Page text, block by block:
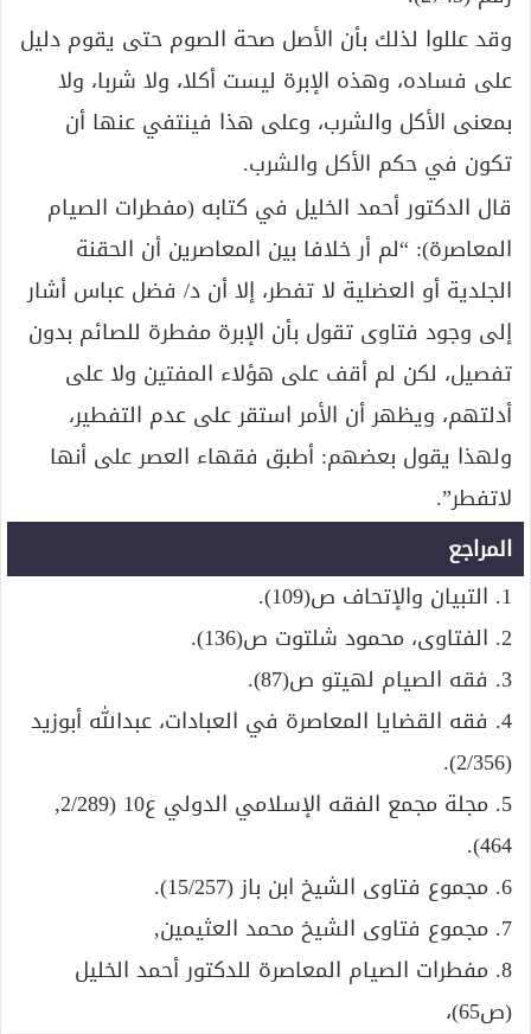
وقد عللوا لذلك بأن الأصل صحة الصوم حتى يقوم دليل
على فساده، وهذه الإبرة ليست أكلا، ولا شربا، ولا
بمعنى الأكل والشرب، وعلى هذا فينتفي عنها أن
تكون في حكم الأكل والشرب.
قال الدكتور أحمد الخليل في كتابه (مفطرات الصيام
المعاصرة): “لم أر خلافا بين المعاصرين أن الحقنة
الجلدية أو العضلية لا تفطر، إلا أن د/ فضل عباس أشار
إلى وجود فتاوى تقول بأن الإبرة مفطرة للصائم بدون
تفصيل، لكن لم أقف على هؤلاء المفتين ولا على
أدلتهم، ويظهر أن الأمر استقر على عدم التفطير،
ولهذا يقول بعضهم: أطبق فقهاء العصر على أنها
لاتفطر”.
المراجع
1. التبيان والإتحاف ص(109).
2. الفتاوى، محمود شلتوت ص(136).
3. فقه الصيام لهيتو ص(87).
4. فقه القضايا المعاصرة في العبادات، عبدالله أبوزيد
(2/356).
5. مجلة مجمع الفقه الإسلامي الدولي ع10 (2/289,
464).
6. مجموع فتاوى الشيخ ابن باز (15/257).
7. مجموع فتاوى الشيخ محمد العثيمين,
8. مفطرات الصيام المعاصرة للدكتور أحمد الخليل
(ص65)،